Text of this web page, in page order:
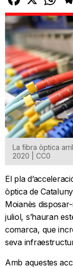
La fibra òptica
2020 | CC0
El pla
òptica de
Moianès
juliol, s’hauran
comarca, que
seva
Amb aquestes